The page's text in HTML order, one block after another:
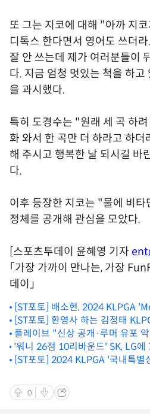
또 그는 지코에 대해 "아까 지
디톡스 한다면서 영어도 쓰더
잘 안 쓰는데 제가 여러분들이
다. 지금 엄청 멋있는 척을 하
을 과시했다.
특히 도경수는 "원래 세 곡 하
화 와서 한 곡만 더 하라고 하
해 주시고 행복한 날 되시길 바
다.
이후 등장한 지코는 "물에 비타
정체를 공개해 관심을 모았다.
[스포츠투데이 윤혜영 기자
「가장 가까이 만나는, 가장
데이」
[ST포토] 배소현, 2024 KLPGA
상
[ST포토] 환영사 하는 김정태
플레이브 "신상 공개·루머 유포
응" [공식]
'워니 26점 10리바운드' SK, LG
모비스 제압
[ST포토] 2024 KLPGA '국내특별
0